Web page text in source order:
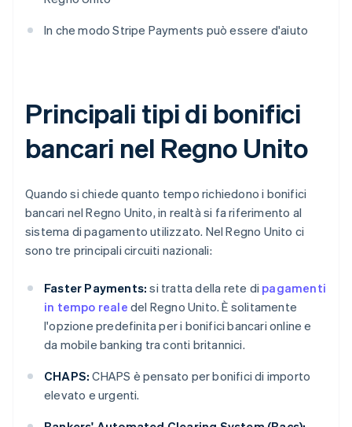
In che modo Stripe Payments può essere d'aiuto
Principali tipi di bonifici
bancari nel Regno Unito
Quando si chiede quanto tempo richiedono i bonifici
bancari nel Regno Unito, in realtà si fa riferimento al
sistema di pagamento utilizzato. Nel Regno Unito ci
sono tre principali circuiti nazionali:
Faster Payments: si tratta della rete di pagamenti
in tempo reale del Regno Unito. È solitamente
l'opzione predefinita per i bonifici bancari online e
da mobile banking tra conti britannici.
CHAPS: CHAPS è pensato per bonifici di importo
elevato e urgenti.